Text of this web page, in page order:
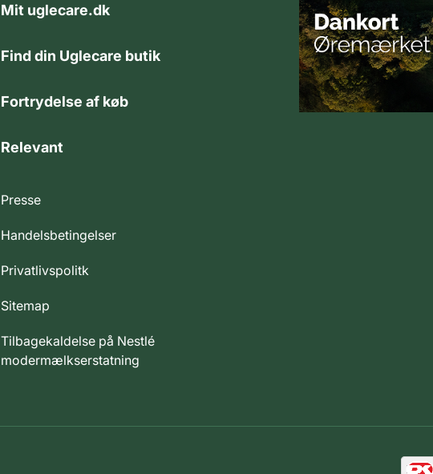
Mit uglecare.dk
Find din Uglecare butik
Fortrydelse af køb
Relevant
Presse
Handelsbetingelser
Privatlivspolitk
Sitemap
Tilbagekaldelse på Nestlé
modermælkserstatning